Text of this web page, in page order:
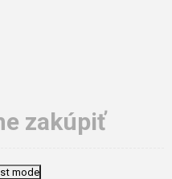
zakúpiť
mode